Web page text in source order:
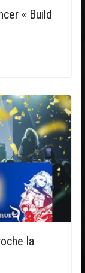
« Build
la